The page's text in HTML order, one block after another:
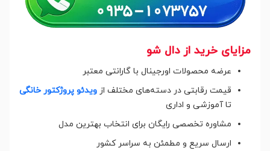
مزایای خرید از دال شو
عرضه محصولات اورجینال با گارانتی معتبر
قیمت رقابتی در دسته‌های مختلف از ویدئو پروژکتور خانگی
تا آموزشی و اداری
مشاوره تخصصی رایگان برای انتخاب بهترین مدل
ارسال سریع و مطمئن به سراسر کشور